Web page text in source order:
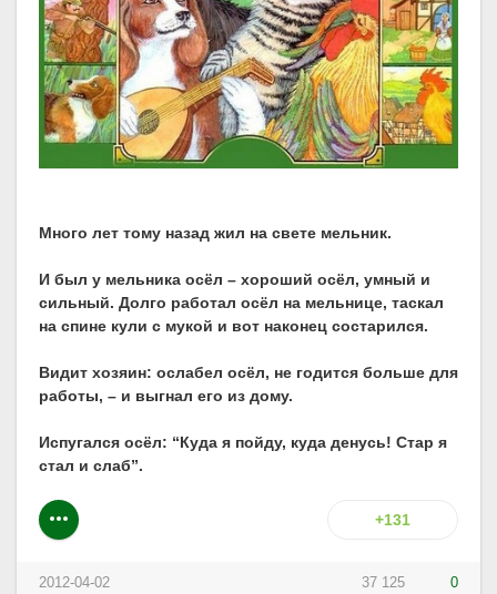
Много лет тому назад жил на свете мельник.
И был у мельника осёл – хороший осёл, умный и
сильный. Долго работал осёл на мельнице, таскал
на спине кули с мукой и вот наконец состарился.
Видит хозяин: ослабел осёл, не годится больше для
работы, – и выгнал его из дому.
Испугался осёл: “Куда я пойду, куда денусь! Стар я
стал и слаб”.
+131
37 125 0
2012-04-02